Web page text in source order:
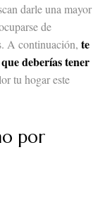
darle una mayor
de
A continuación, te
deberías tener
tu hogar este
por